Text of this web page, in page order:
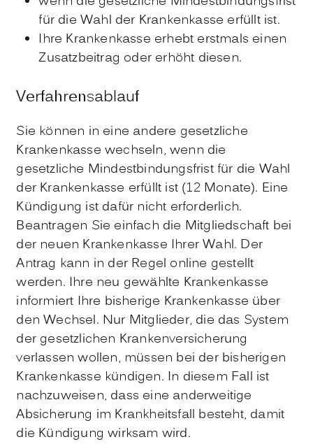
für die Wahl der Krankenkasse erfüllt ist.
Ihre Krankenkasse erhebt erstmals einen
Zusatzbeitrag oder erhöht diesen.
Verfahrensablauf
Sie können in eine andere gesetzliche
Krankenkasse wechseln, wenn die
gesetzliche Mindestbindungsfrist für die Wahl
der Krankenkasse erfüllt ist (12 Monate). Eine
Kündigung ist dafür nicht erforderlich.
Beantragen Sie einfach die Mitgliedschaft bei
der neuen Krankenkasse Ihrer Wahl. Der
Antrag kann in der Regel online gestellt
werden. Ihre neu gewählte Krankenkasse
informiert Ihre bisherige Krankenkasse über
den Wechsel. Nur Mitglieder, die das System
der gesetzlichen Krankenversicherung
verlassen wollen, müssen bei der bisherigen
Krankenkasse kündigen. In diesem Fall ist
nachzuweisen, dass eine anderweitige
Absicherung im Krankheitsfall besteht, damit
die Kündigung wirksam wird.